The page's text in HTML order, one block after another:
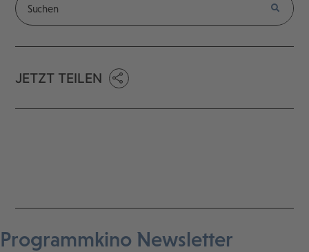
JETZT TEILEN
Programmkino Newsletter